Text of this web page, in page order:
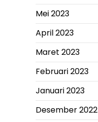
Mei 2023
April 2023
Maret 2023
Februari 2023
Januari 2023
Desember 2022